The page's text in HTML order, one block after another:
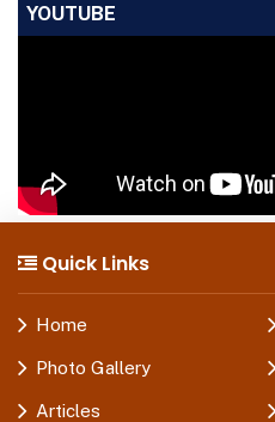
YOUTUBE
Quick Links
Home
Photo Gallery
Articles